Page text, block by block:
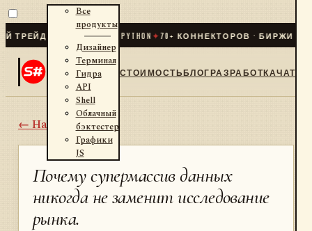
ДЛЯ .NET И PYTHON✦70 + КОННЕКТОРОВ · БИРЖИ ·
Все
продукты
Дизайнер
Терминал
Гидра
API
Shell
Облачный
бэктестер
Графики
JS
СТОИМОСТЬБЛОГРАЗРАБОТКАЧАТ
← Назад
Почему супермассив данных
никогда не заменит исследование
рынка.